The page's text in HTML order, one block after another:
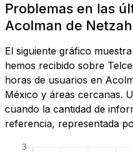
Problemas en las
Acolman de
El siguiente gráfico
hemos recibido sobre
horas de usuarios en
México y áreas cercanas.
cuando la cantidad de
referencia, representada